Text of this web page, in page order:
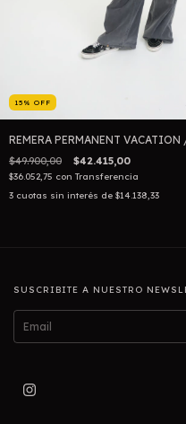
15 % OFF
REMERA PERMANENT
$49.900,00 $42.415,00
$36.052,75 con Transferencia
3 cuotas sin interés de $14.138,33
SUSCRIBITE A NUESTRO